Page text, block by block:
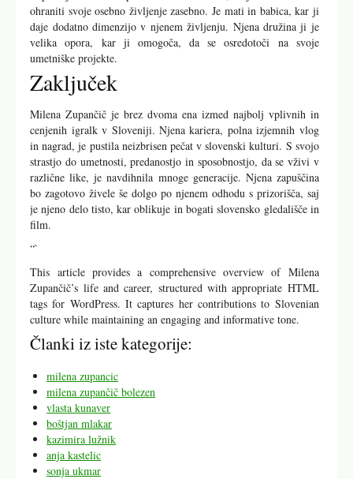
ohraniti svoje osebno življenje zasebno. Je mati in babica, kar ji
daje dodatno dimenzijo v njenem življenju. Njena družina ji je
velika opora, kar ji omogoča, da se osredotoči na svoje
umetniške projekte.
Zaključek
Milena Zupančič je brez dvoma ena izmed najbolj vplivnih in
cenjenih igralk v Sloveniji. Njena kariera, polna izjemnih vlog
in nagrad, je pustila neizbrisen pečat v slovenski kulturi. S svojo
strastjo do umetnosti, predanostjo in sposobnostjo, da se vživi v
različne like, je navdihnila mnoge generacije. Njena zapuščina
bo zagotovo živele še dolgo po njenem odhodu s prizorišča, saj
je njeno delo tisto, kar oblikuje in bogati slovensko gledališče in
film.
“`
This article provides a comprehensive overview of Milena
Zupančič’s life and career, structured with appropriate HTML
tags for WordPress. It captures her contributions to Slovenian
culture while maintaining an engaging and informative tone.
Članki iz iste kategorije:
milena zupancic
milena zupančič bolezen
vlasta kunaver
boštjan mlakar
kazimira lužnik
anja kastelic
sonja ukmar